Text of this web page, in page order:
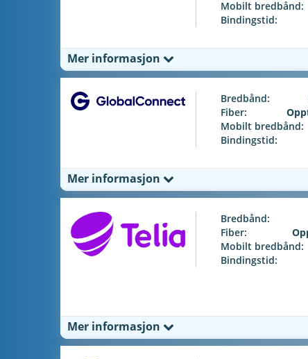
Mobilt bredbånd:
Bindingstid:
Mer informasjon
Bredbånd:
Fiber:
Mobilt bredbånd:
Bindingstid:
Mer informasjon
Bredbånd:
Fiber:
Mobilt bredbånd:
Bindingstid:
Mer informasjon